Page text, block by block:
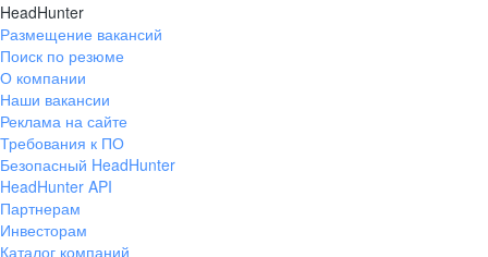
HeadHunter
Размещение вакансий
Поиск по резюме
О компании
Наши вакансии
Реклама на сайте
Требования к ПО
Безопасный HeadHunter
HeadHunter API
Партнерам
Инвесторам
Каталог компаний